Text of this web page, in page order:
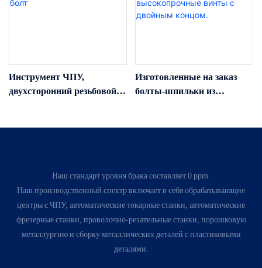
Инструмент ЧПУ,
двухсторонний резьбовой
Изготовленные на заказ
болты-шпильки из
Наш стандарт уровня брака составляет 0 ppm.
Наш производственный спектр включает в себя обрабатывающие
центры с ЧПУ, автоматические токарные станки, автоматические
фрезерные станки, проволочно-резательные станки, порошковую
металлургию и сборку металлических деталей с пластиковыми
деталями.